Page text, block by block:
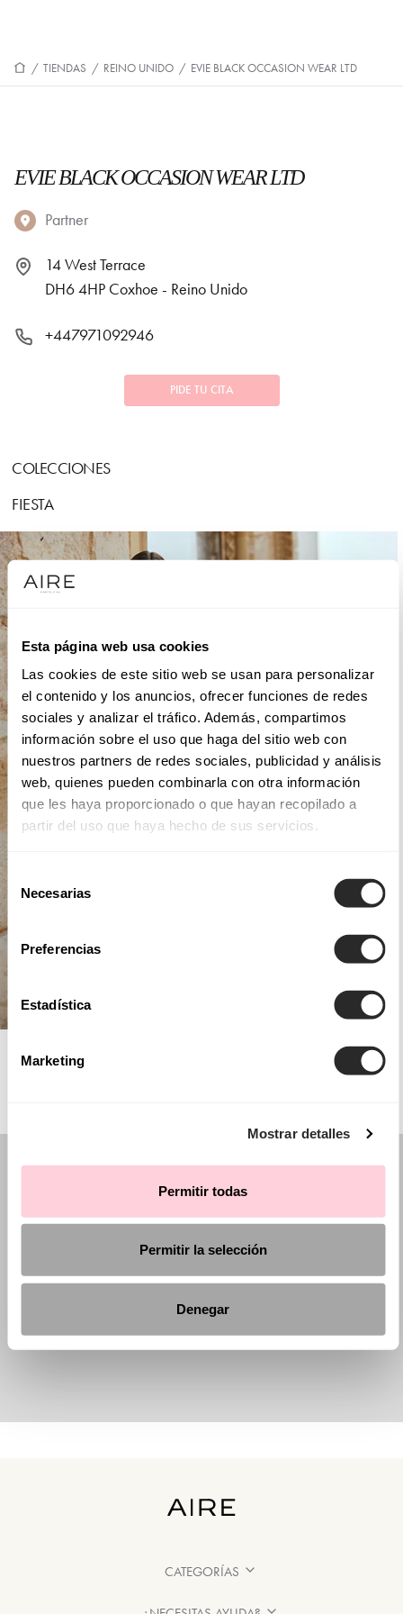
Esta página web usa cookies
Las cookies de este sitio web se usan para personalizar
el contenido y los anuncios, ofrecer funciones de redes
sociales y analizar el tráfico. Además, compartimos
información sobre el uso que haga del sitio web con
nuestros partners de redes sociales, publicidad y análisis
web, quienes pueden combinarla con otra información
que les haya proporcionado o que hayan recopilado a
partir del uso que haya hecho de sus servicios.
Necesarias
Preferencias
Estadística
Marketing
Mostrar detalles
Permitir todas
Permitir la selección
Denegar
/ TIENDAS / REINO UNIDO / EVIE BLACK OCCASION WEAR LTD
EVIE BLACK OCCASION WEAR LTD
Partner
14 West Terrace
DH6 4HP Coxhoe - Reino Unido
+447971092946
PIDE TU CITA
COLECCIONES
FIESTA
CATEGORÍAS